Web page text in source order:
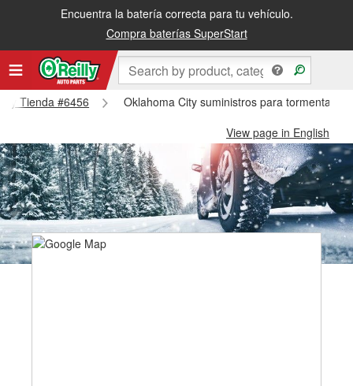
Encuentra la batería correcta para tu vehículo.
Compra baterías SuperStart
Tienda #6456
Oklahoma City suministros para tormentas
View page in English